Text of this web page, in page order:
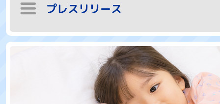
プレスリリース